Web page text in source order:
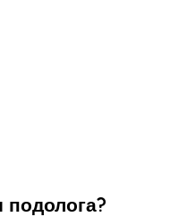
подолога?